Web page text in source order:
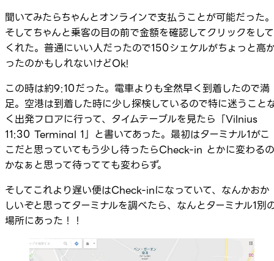
聞いてみたらちゃんとオンラインで支払うことが可能だった。
そしてちゃんと乗客の目の前で金額を確認してクリックをして
くれた。普通にいい人だったので150シェケルがちょっと高
ったのかもしれないけどOk!
この時は約9:10だった。電車よりも全然早く到着したので満
足。空港は到着した時に少し探検しているので特に迷うこと
く出発フロアに行って、タイムテーブルを見たら「Vilnius
11:30 Terminal 1」と書いてあった。最初はターミナル1がこ
こだと思っていてもう少し待ったらCheck-in とかに変わるの
かなぁと思って待ってても変わらず。
そしてこれより遅い便はCheck-inになっていて、なんかおか
しいぞと思ってターミナルを調べたら、なんとターミナル1別
場所にあった！！